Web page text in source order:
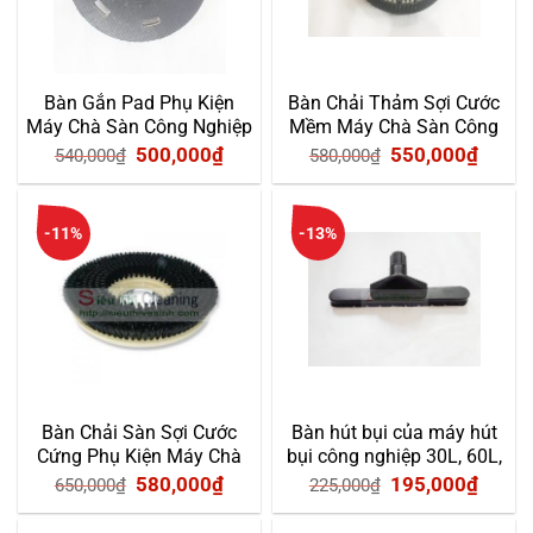
Bàn Gắn Pad Phụ Kiện
Máy Chà Sàn Công Nghiệp
Đơn
540,000₫ Giá
gốc
540,000₫.
500,000₫Giá
hiện
Bàn Chải Thảm Sợi Cước
Mềm Máy Chà Sàn Công
Nghiệp Đơn
580,000₫ Giá
gốc
580,000₫.
550,000₫Giá
hiện
-11%
Bàn Chải Sàn Sợi Cước
Cứng Phụ Kiện Máy Chà
Sàn Công Nghiệp
650,000₫ Giá
gốc
580,000₫Giá
hiện
-13%
Bàn hút bụi của máy hút
bụi công nghiệp 30L, 60L,
80L
225,000₫ Giá
gốc
195,000₫Giá
hiện